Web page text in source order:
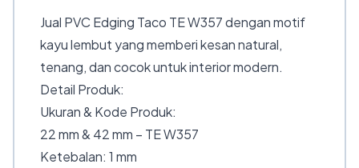
Jual PVC Edging Taco TE W357 dengan motif
kayu lembut yang memberi kesan natural,
tenang, dan cocok untuk interior modern.
Detail Produk:
Ukuran & Kode Produk:
22 mm & 42 mm – TE W357
Ketebalan: 1 mm